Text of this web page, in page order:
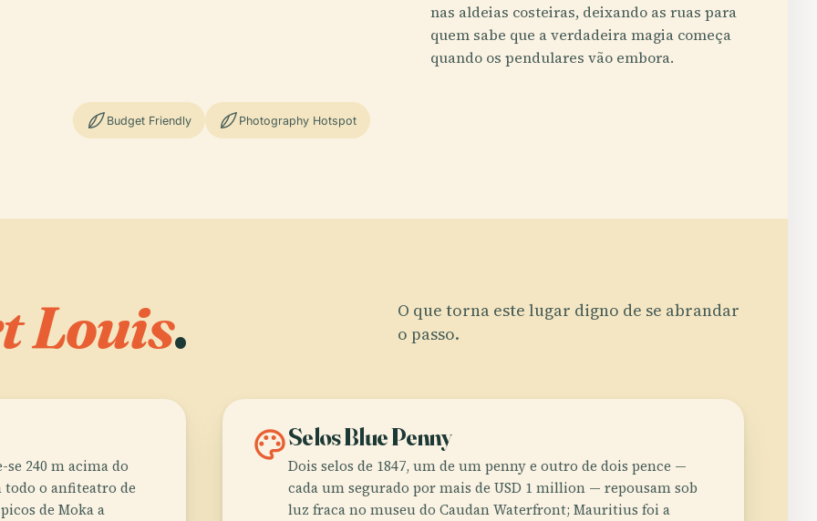
nas aldeias costeiras, deixando as ruas para
quem sabe que a verdadeira magia começa
quando os pendulares vão embora.
Budget Friendly Photography Hotspot
Louis.
O que torna este lugar digno de se abrandar
o passo.
240 m acima do
todo o anfiteatro de
de Moka a
paletteSelos Blue Penny
Dois selos de 1847, um de um penny e outro de dois pence —
cada um segurado por mais de USD 1 million — repousam sob
luz fraca no museu do Caudan Waterfront; Mauritius foi a